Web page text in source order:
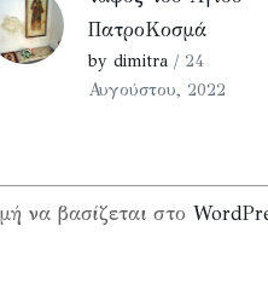
ΠατροΚοσμά
by dimitra / 24
Αυγούστου, 2022
να βασίζεται στο